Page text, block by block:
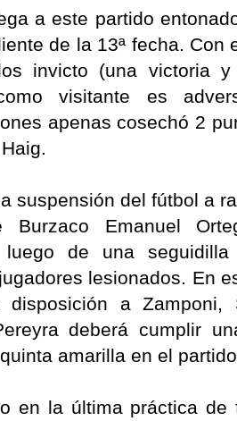
a este partido
de la 13ª fecha.
invicto (una victoria
visitante es
apenas cosechó 2
suspensión del fútbol a
Burzaco Emanuel
luego de una
lesionados. En
a Zamponi,
deberá cumplir
amarilla en el
en la última práctica de